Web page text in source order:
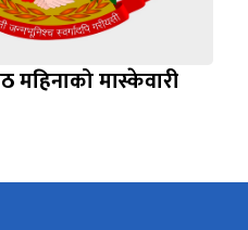
मास्केवारी